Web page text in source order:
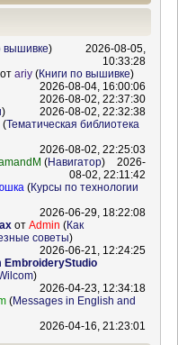
)
2026-08-05,
10:33:28
ariy(Книги по вышивке)
2026-08-04, 16:00:06
2026-08-02, 22:37:30
)
2026-08-02, 22:32:38
(Тематическая библиотека
2026-08-02, 22:25:03
(Навигатор)
2026-
08-02, 22:11:42
(Курсы по технологии
2026-06-29, 18:22:08
от Admin (Как
советы)
2026-06-21, 12:24:25
EmbroideryStudio
)
2026-04-23, 12:34:18
(Messages in English and
2026-04-16, 21:23:01